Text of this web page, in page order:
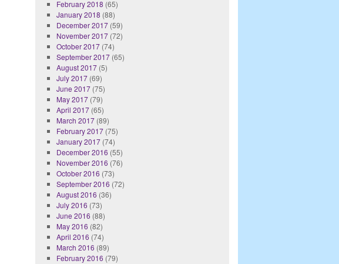
February 2018 (65)
January 2018 (88)
December 2017(59)
November 2017(72)
October 2017(74)
September 2017(65)
August 2017(5)
July 2017(69)
June 2017(75)
May 2017(79)
April 2017(65)
March 2017(89)
February 2017(75)
January 2017(74)
December 2016 (55)
November 2016 (76)
October 2016 (73)
September 2016 (72)
August 2016 (36)
July 2016 (73)
June 2016 (88)
May 2016 (82)
April 2016 (74)
March 2016 (89)
February 2016 (79)